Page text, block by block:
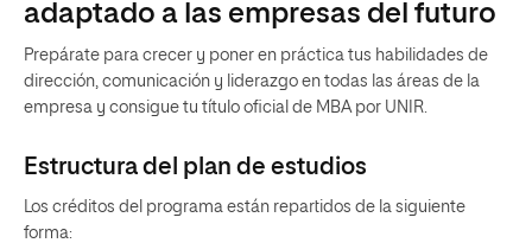
adaptado a las empresas del futuro
Prepárate para crecer y poner en práctica tus habilidades de
dirección, comunicación y liderazgo en todas las áreas de la
empresa y consigue tu título oficial de MBA por UNIR.
Estructura del plan de estudios
Los créditos del programa están repartidos de la siguiente
forma: